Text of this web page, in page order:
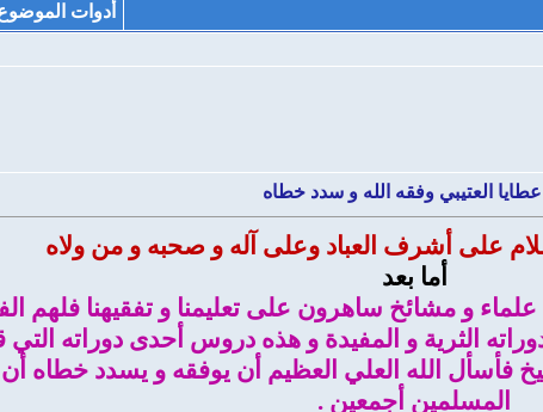
أدوات
العتيبي وفقه الله و سدد خطاه
على أشرف العباد وعلى آله و صحبه و من ولاه
أما بعد
علماء و مشائخ ساهرون على تعليمنا و تفقيهنا
الثرية و المفيدة و هذه دروس أحدى دوراته التي
فأسأل الله العلي العظيم أن يوفقه و يسدد خطاه أن
المسلمين أجمعين .